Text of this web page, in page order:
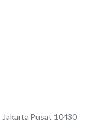
Jakarta Pusat 10430